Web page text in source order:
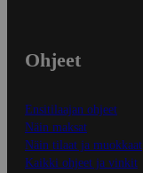
Ohjeet
Ensitilaajan ohjeet
Näin maksat
Näin tilaat ja muokkaat
Kaikki ohjeet ja vinkit